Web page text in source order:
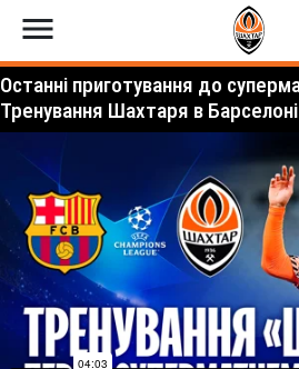
menu
Останні приготування до суперматчу Ліги чемпіонів!
Тренування Шахтаря в Барселоні